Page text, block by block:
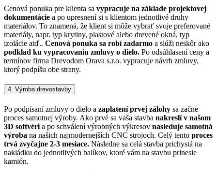
Cenová ponuka pre klienta sa vypracuje na základe projektovej
dokumentácie a po upresnení si s klientom jednotlivé druhy
materiálov. To znamená, že klient si môže vybrať svoje preferované
materiály, napr. typ krytiny, plastové alebo drevené okná, typ
izolácie atď.. Cenová ponuka sa robí zadarmo a slúži neskôr ako
podklad ku vypracovaniu zmluvy o dielo. Po odsúhlasení ceny a
termínov firma Drevodom Orava s.r.o. vypracuje návrh zmluvy,
ktorý podpíšu obe strany.
4. Výroba drevostavby
Po podpísaní zmluvy o dielo a zaplatení prvej zálohy sa začne
proces samotnej výroby. Ako prvé sa vaša stavba nakreslí v našom
3D softvéri a po schválení výrobných výkresov nasleduje samotná
výroba na našich najmodernejších CNC strojoch. Celý tento proces
trvá zvyčajne 2-3 mesiace. Následne sa celá stavba prichystá na
nakládku do jednotlivých balíkov, ktoré vám na stavbu prinesie
kamión.